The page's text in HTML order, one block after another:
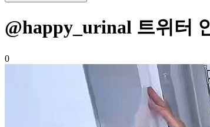
@happy_urinal 트위터
0